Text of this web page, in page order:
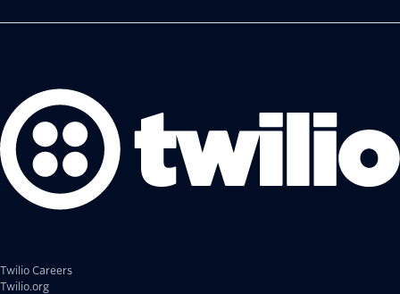
Twilio Careers
Twilio.org